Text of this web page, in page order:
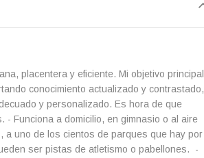
placentera y eficiente. Mi objetivo principal
conocimiento actualizado y contrastado,
y personalizado. Es hora de que
Funciona a domicilio, en gimnasio o al aire
a uno de los cientos de parques que hay por
ser pistas de atletismo o pabellones. -